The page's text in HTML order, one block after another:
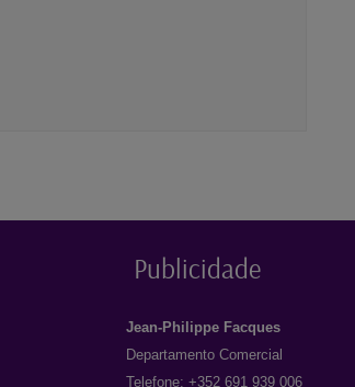
Publicidade
Jean-Philippe Facques
Departamento Comercial
Telefone: +352 691 939 006